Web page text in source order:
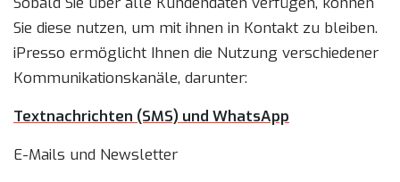
Sie diese nutzen, um mit ihnen in Kontakt zu bleiben.
iPresso ermöglicht Ihnen die Nutzung verschiedener
Kommunikationskanäle, darunter:
Textnachrichten (SMS) und WhatsApp
E-Mails und Newsletter